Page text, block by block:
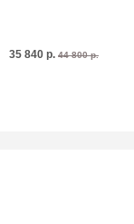
35 840 р. 44 800 р.